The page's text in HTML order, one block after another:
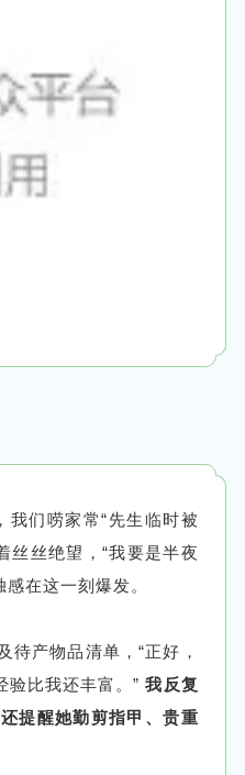
们唠家常“先生临时被
丝丝绝望，“我要是半夜
在这一刻爆发。
待产物品清单，“正好，
验比我还丰富。”我反复
提醒她勤剪指甲、贵重